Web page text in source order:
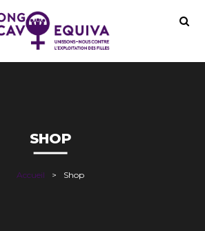
SHOP
Accueil Shop